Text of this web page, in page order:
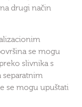
drugi način
se mogu
slivnika s
separatnim
se mogu upuštati